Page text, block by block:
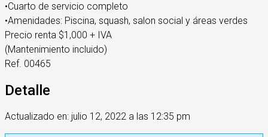
•Cuarto de servicio completo
•Amenidades: Piscina, squash, salon social y áreas verdes
Precio renta $1,000 + IVA
(Mantenimiento incluido)
Ref. 00465
Detalle
Actualizado en: julio 12, 2022 a las 12:35 pm